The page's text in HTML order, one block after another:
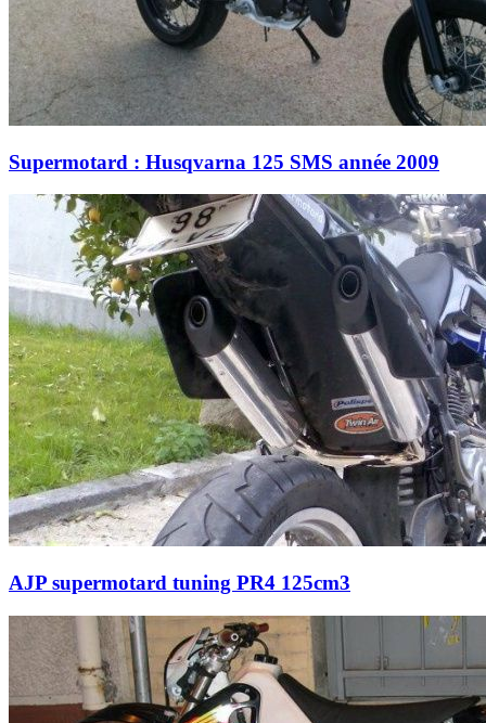
Supermotard : Husqvarna 125 SMS année 2009
AJP supermotard tuning PR4 125cm3